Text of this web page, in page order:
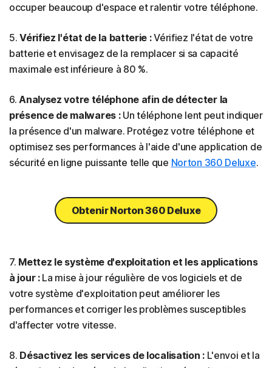
occuper beaucoup d'espace et ralentir votre téléphone.
5.Vérifiez l'état de la batterie :Vérifiez l'état de votre
batterie et envisagez de la remplacer si sa capacité
maximale est inférieure à 80 %.
6.Analysez votre téléphone afin de détecter la
présence de malwares : Un téléphone lent peut indiquer
la présence d'un malware. Protégez votre téléphone et
optimisez ses performances à l'aide d'une application de
sécurité en ligne puissante telle que Norton 360 Deluxe.
Obtenir Norton 360 Deluxe
7. Mettez le système d'exploitation et les applications
à jour : La mise à jour régulière de vos logiciels et de
votre système d'exploitation peut améliorer les
performances et corriger les problèmes susceptibles
d'affecter votre vitesse.
8. Désactivez les services de localisation : L'envoi et la